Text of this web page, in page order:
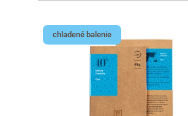
e
V chladené balenie